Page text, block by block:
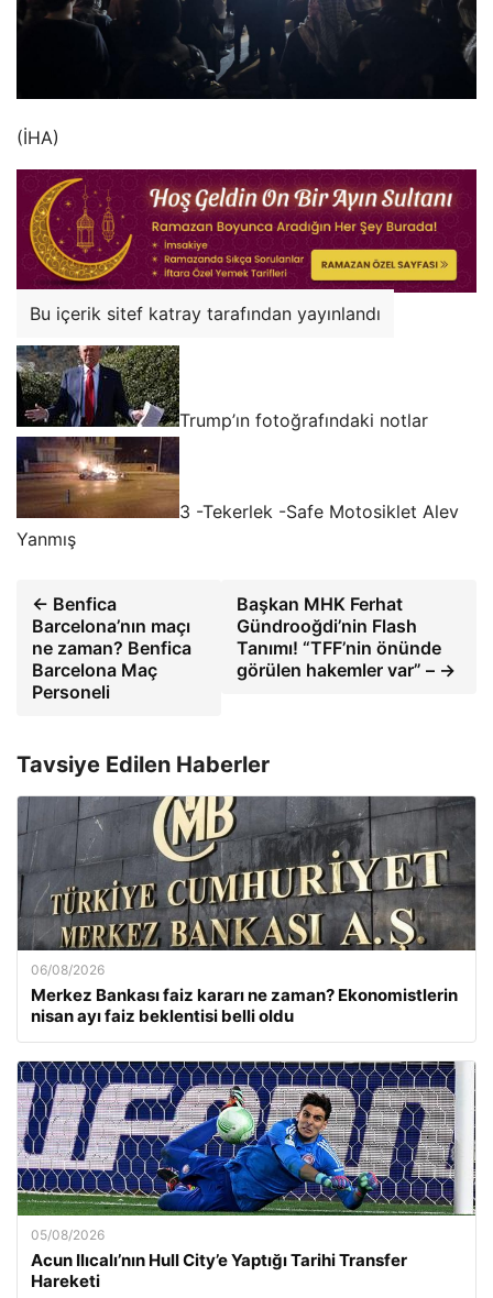
(İHA)
Bu içerik sitef katray tarafından yayınlandı
Trump’ın fotoğrafındaki notlar
3 -Tekerlek -Safe Motosiklet Alev
Yanmış
← Benfica
Barcelona’nın maçı
ne zaman? Benfica
Barcelona Maç
Personeli
Başkan MHK Ferhat
Gündrooğdi’nin Flash
Tanımı! “TFF’nin önünde
görülen hakemler var” – →
Tavsiye Edilen Haberler
06/08/2026
Merkez Bankası faiz kararı ne zaman? Ekonomistlerin
nisan ayı faiz beklentisi belli oldu
05/08/2026
Acun Ilıcalı’nın Hull City’e Yaptığı Tarihi Transfer
Hareketi